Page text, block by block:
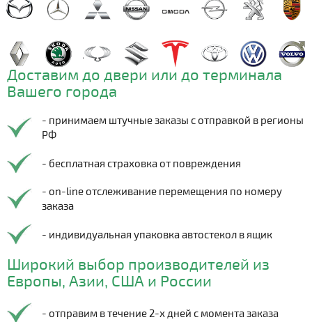
Доставим до двери или до терминала
Вашего города
- принимаем штучные заказы с отправкой в регионы
РФ
- бесплатная страховка от повреждения
- on-line отслеживание перемещения по номеру
заказа
- индивидуальная упаковка автостекол в ящик
Широкий выбор производителей из
Европы, Азии, США и России
- отправим в течение 2-х дней с момента заказа